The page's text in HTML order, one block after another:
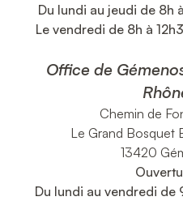
Du lundi au jeudi de 8h
Le vendredi de 8h à
Office de
Chemin de
Le Grand Bosquet
13420
Du lundi au vendredi de